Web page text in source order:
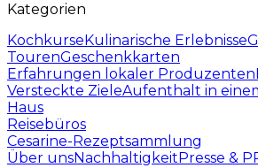
Kategorien
KochkurseKulinarische Erlebnisse
TourenGeschenkkarten
Erfahrungen lokaler Produzenten
Versteckte ZieleAufenthalt in
Haus
Reisebüros
Cesarine-Rezeptsammlung
Über unsNachhaltigkeitPresse &